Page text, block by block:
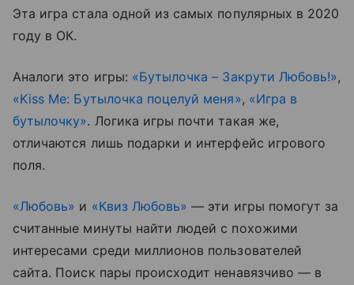
Эта игра стала одной из самых популярных в 2020
году в ОК.
Аналоги это игры: «Бутылочка – Закрути Любовь!»,
«Kiss Me: Бутылочка поцелуй меня», «Игра в
бутылочку». Логика игры почти такая же,
отличаются лишь подарки и интерфейс игрового
поля.
«Любовь» и «Квиз Любовь» — эти игры помогут за
считанные минуты найти людей с похожими
интересами среди миллионов пользователей
сайта. Поиск пары происходит ненавязчиво — в